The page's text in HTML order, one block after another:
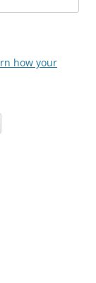
how your